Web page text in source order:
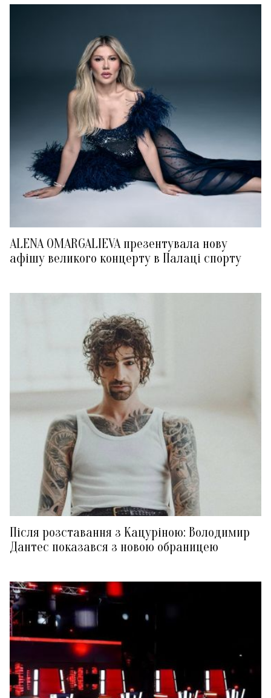
ALENA OMARGALIEVA презентувала нову
афішу великого концерту в Палаці спорту
Після розставання з Кацуріною: Володимир
Дантес показався з новою обраницею